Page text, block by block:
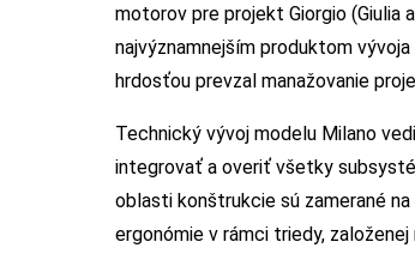
motorov pre projekt Giorgio
najvýznamnejším produktom
hrdosťou prevzal manažovanie
Technický vývoj modelu Milano
integrovať a overiť všetky
oblasti konštrukcie sú zamerané
ergonómie v rámci triedy,